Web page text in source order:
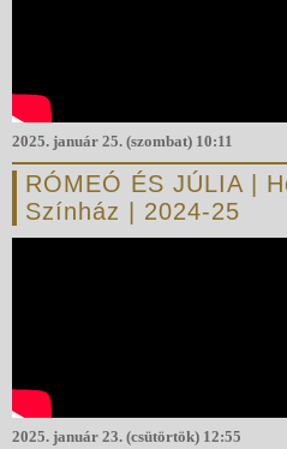
2025. január 25. (szombat) 10:11
RÓMEÓ ÉS JÚLIA |
Színház | 2024-25
2025. január 23. (csütörtök) 12:55